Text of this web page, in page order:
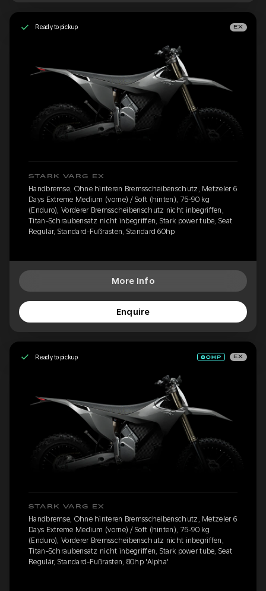
Ready to pickup EX
STARK VARG EX
Handbremse, Ohne hinteren Bremsscheibenschutz, Metzeler 6
Days Extreme Medium (vorne) / Soft (hinten), 75-90 kg
(Enduro), Vorderer Bremsscheibenschutz nicht inbegriffen,
Titan-Schraubensatz nicht inbegriffen, Stark power tube, Seat
Regulär, Standard-Fußrasten, Standard 60hp
More Info
Enquire
Ready to pickup EX
STARK VARG EX
Handbremse, Ohne hinteren Bremsscheibenschutz, Metzeler 6
Days Extreme Medium (vorne) / Soft (hinten), 75-90 kg
(Enduro), Vorderer Bremsscheibenschutz nicht inbegriffen,
Titan-Schraubensatz nicht inbegriffen, Stark power tube, Seat
Regulär, Standard-Fußrasten, 80hp 'Alpha'